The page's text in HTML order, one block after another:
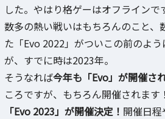
した。やはり格ゲーはオフラインで
数多の熱い戦いはもちろんのこと、
た「Evo 2022」がついこの前のよ
が、すでに時は2023年。
そうなれば今年も「Evo」が開催さ
ころですが、もちろん開催されます！
「Evo 2023」が開催決定！ 開催日程